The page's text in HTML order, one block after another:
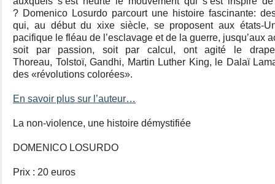
? Domenico Losurdo parcourt une histoire fascinante:
qui, au début du xixe siècle, se proposent aux états-
pacifique le fléau de l’esclavage et de la guerre, jusqu’aux
soit par passion, soit par calcul, ont agité le
Thoreau, Tolstoï, Gandhi, Martin Luther King, le Dalaï
des «révolutions colorées».
En savoir plus sur l’auteur…
La non-violence, une histoire démystifiée
DOMENICO LOSURDO
Prix : 20 euros